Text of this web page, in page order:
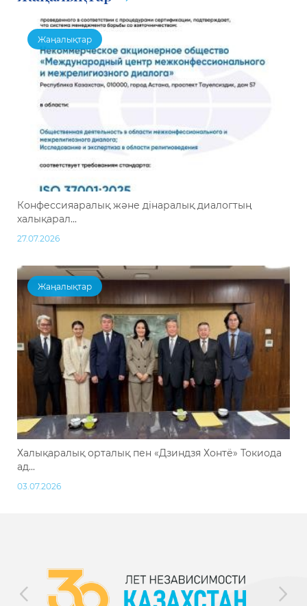
Жаңалықтар
Конфессияаралық және дінаралық диалогтың
халықарал...
27.07.2026
Жаңалықтар
Халықаралық орталық пен «Дзиндзя Хонтё» Токиода
ад...
03.07.2026